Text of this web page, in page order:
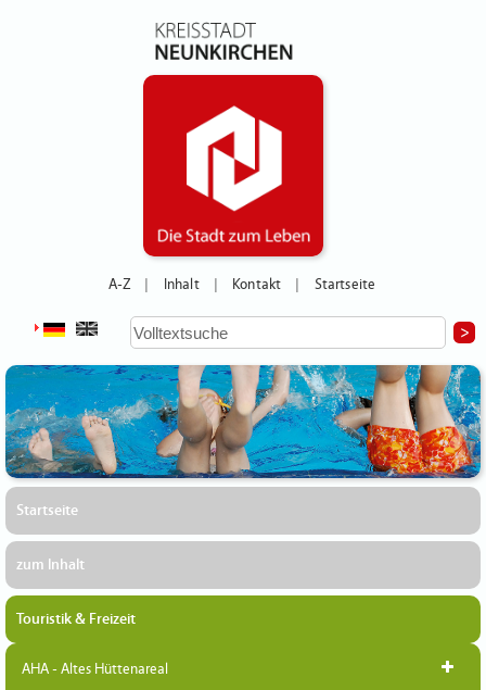
A-Z Inhalt Kontakt Startseite
Startseite
zum Inhalt
Touristik & Freizeit
AHA - Altes Hüttenareal